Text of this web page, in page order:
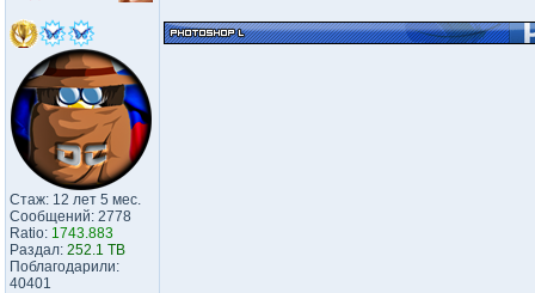
Стаж: 12 лет 5 мес.
Сообщений: 2778
Ratio: 1743.883
Раздал: 252.1 TB
Поблагодарили:
40401